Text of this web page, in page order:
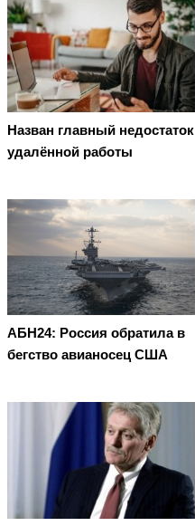
Назван главный недостаток
удалённой работы
АБН24: Россия обратила в
бегство авианосец США